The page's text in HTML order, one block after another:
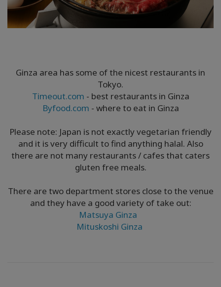
Ginza area has some of the nicest restaurants in
Tokyo.
Timeout.com - best restaurants in Ginza
Byfood.com - where to eat in Ginza
Please note: Japan is not exactly vegetarian friendly
and it is very difficult to find anything halal. Also
there are not many restaurants / cafes that caters
gluten free meals.
There are two department stores close to the venue
and they have a good variety of take out:
Matsuya Ginza
Mituskoshi Ginza